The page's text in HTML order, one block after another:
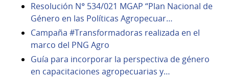
Resolución N° 534/021 MGAP “Plan Nacional de
Género en las Políticas Agropecuar…
Campaña #Transformadoras realizada en el
marco del PNG Agro
Guía para incorporar la perspectiva de género
en capacitaciones agropecuarias y…